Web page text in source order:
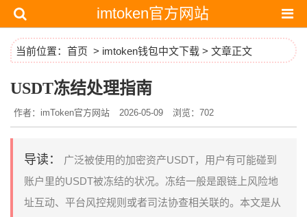
imtoken官方网站
当前位置： 首页 > imtoken钱包中文下载 > 文章正文
USDT冻结处理指南
作者：imToken官方网站 2026-05-09 浏览：702
导读：
广泛被使用的加密资产USDT，用户有可能碰到
账户里的USDT被冻结的状况。冻结一般是跟链上风险地
址互动、平台风控规则或者司法协查相关联的。本文是从